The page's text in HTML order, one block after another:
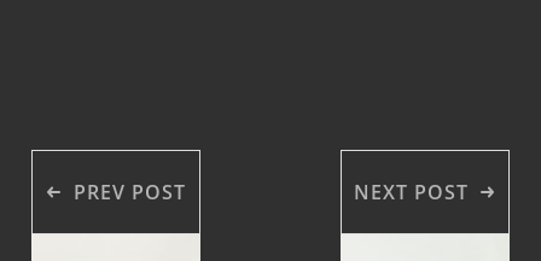
PREV POST NEXT POST